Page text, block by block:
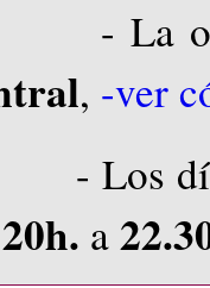
La
, -ver
días
20h. a